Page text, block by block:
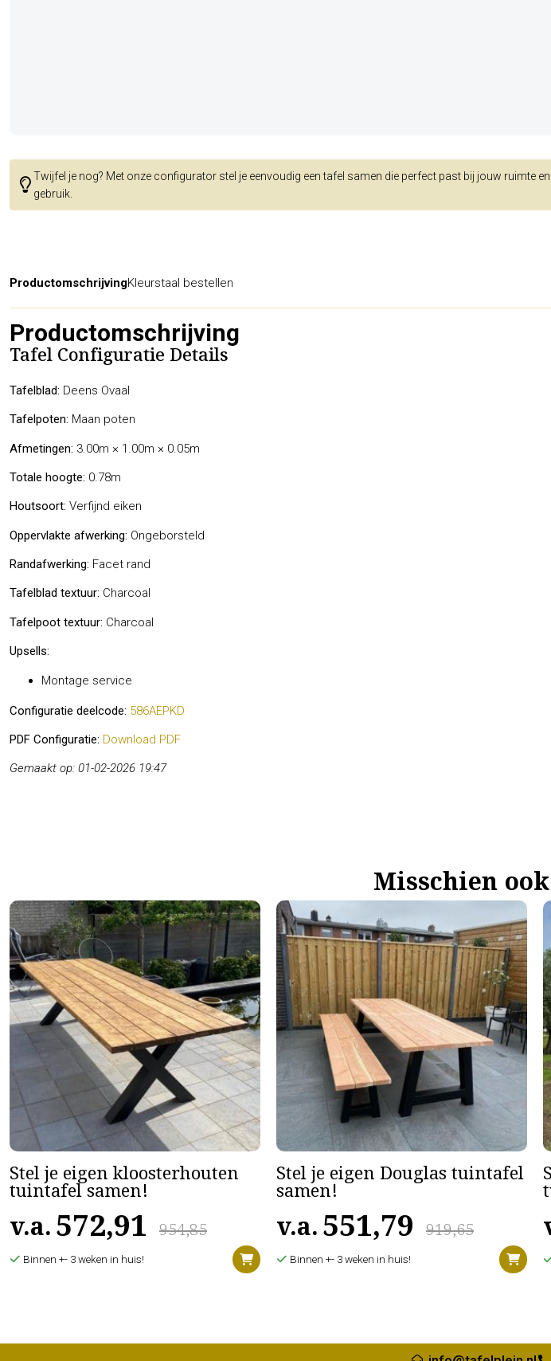
Twijfel je nog? Met onze configurator stel je eenvoudig een tafel samen die perfect past bij jouw ruimte en
gebruik.
ProductomschrijvingKleurstaal bestellen
Productomschrijving
Tafel Configuratie Details
Tafelblad: Deens Ovaal
Tafelpoten: Maan poten
Afmetingen: 3.00m × 1.00m × 0.05m
Totale hoogte: 0.78m
Houtsoort: Verfijnd eiken
Oppervlakte afwerking: Ongeborsteld
Randafwerking: Facet rand
Tafelblad textuur: Charcoal
Tafelpoot textuur: Charcoal
Upsells:
Montage service
Configuratie deelcode: 586AEPKD
PDF Configuratie: Download PDF
Gemaakt op: 01-02-2026 19:47
Misschien
Stel je eigen kloosterhouten
tuintafel samen!
v.a. 954,85
572,91
Binnen +- 3 weken in huis!
Stel je eigen Douglas tuintafel
samen!
v.a. 919,65
551,79
Binnen +- 3 weken in huis!